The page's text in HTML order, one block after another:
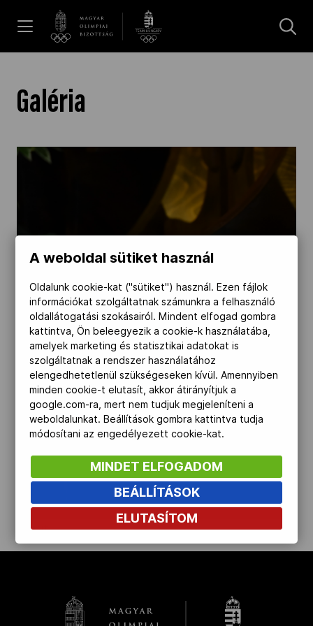
Los Angeles 2028
MOB
Kettőskarrier-program
NOB
Társszervezetek
Adatbank
Galéria
kinyit
A weboldal sütiket használ
Oldalunk cookie-kat ("sütiket") használ. Ezen fájlok
információkat szolgáltatnak számunkra a felhasználó
oldallátogatási szokásairól. Mindent elfogad gombra
kattintva, Ön beleegyezik a cookie-k használatába,
amelyek marketing és statisztikai adatokat is
szolgáltatnak a rendszer használatához
elengedhetetlenül szükségeseken kívül. Amennyiben
minden cookie-t elutasít, akkor átirányítjuk a
google.com-ra, mert nem tudjuk megjeleníteni a
weboldalunkat. Beállítások gombra kattintva tudja
módosítani az engedélyezett cookie-kat.
MINDET ELFOGADOM
BEÁLLÍTÁSOK
ELUTASÍTOM